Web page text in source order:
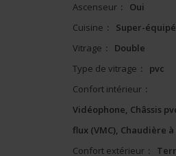
Ascenseur :
Oui
Cuisine :
Super-
Vitrage :
Double
Type de vitrage :
pvc
Confort intérieur :
Vidéophone, Châssis
flux (VMC), Chaudière
Confort extérieur :